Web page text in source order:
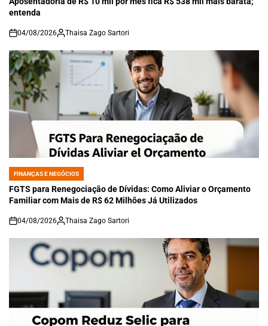
entenda
on
04/08/2026 Thaisa Zago Sartori
POSTED
IN
FINANÇAS E NEGÓCIOS
FGTS para Renegociação de Dívidas: Como Aliviar o Orçamento
Familiar com Mais de R$ 62 Milhões Já Utilizados
on
04/08/2026 Thaisa Zago Sartori